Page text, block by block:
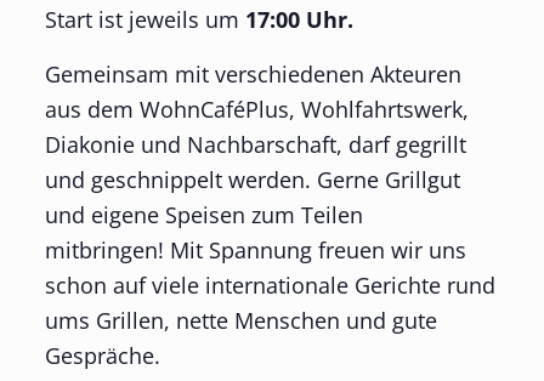
Start ist jeweils um 17:00 Uhr.
Gemeinsam mit verschiedenen Akteuren
aus dem WohnCaféPlus, Wohlfahrtswerk,
Diakonie und Nachbarschaft, darf gegrillt
und geschnippelt werden. Gerne Grillgut
und eigene Speisen zum Teilen
mitbringen! Mit Spannung freuen wir uns
schon auf viele internationale Gerichte rund
ums Grillen, nette Menschen und gute
Gespräche.